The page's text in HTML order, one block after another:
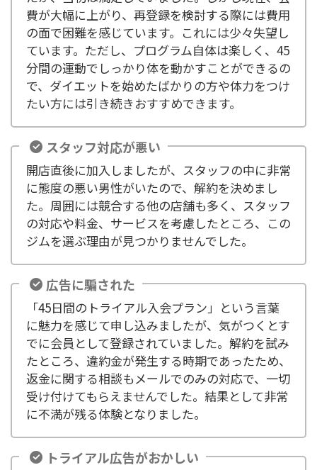
費が大幅に上がり、再登録を検討する際には費用
の面で困難を感じています。これには少々失望し
ています。ただし、プログラム自体は楽しく、45
分間の運動でしっかり体を動かすことができるの
で、ダイエットを始めたばかりの方や体力をつけ
たい方には引き続きおすすめできます。
スタッフ対応が悪い
開店直後に加入しましたが、スタッフの中に非常
に態度の悪い男性がいたので、解約を決めまし
た。周囲には競合する他の店舗も多く、スタッフ
の対応や料金、サービスを考慮したところ、この
ジムを選ぶ理由が見つかりませんでした。
広告に騙された
「45日間のトライアル入会プラン」という言葉
に魅力を感じて申し込みましたが、気がつくとす
でに会員として登録されていました。解約を試み
たところ、違約金が発生する時期であったため、
返金に関する相談もメールでのみの対応で、一切
受け付けてもらえませんでした。結果として非常
に不満が残る体験となりました。
トライアル広告がおかしい